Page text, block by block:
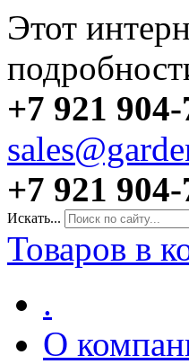
Этот
+7 921
+7 921
Искать...
Товаров в
.
О